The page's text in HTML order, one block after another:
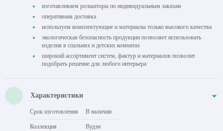
изготавливаем рольшторы по индивидуальным заказам
оперативная доставка
используем комплектующие и материалы только высокого качества
экологическая безопасность продукции позволяет использовать
изделия в спальнях и детских комнатах
широкий ассортимент систем, фактур и материалов позволит
подобрать решение для любого интерьера
Характеристики
Срок изготовления В наличии
Коллекция Вудэн